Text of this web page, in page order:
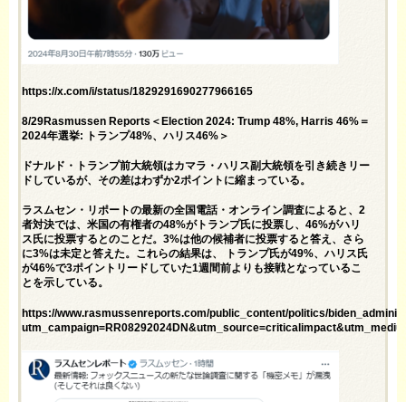
https://x.com/i/status/1829291690277966165
8/29Rasmussen Reports＜Election 2024: Trump 48%, Harris 46%＝
2024年選挙: トランプ48%、ハリス46%＞
ドナルド・トランプ前大統領はカマラ・ハリス副大統領を引き続きリー
ドしているが、その差はわずか2ポイントに縮まっている。
ラスムセン・リポートの最新の全国電話・オンライン調査によると、2
者対決では、米国の有権者の48%がトランプ氏に投票し、46%がハリ
ス氏に投票するとのことだ。3%は他の候補者に投票すると答え、さら
に3%は未定と答えた。これらの結果は、 トランプ氏が49%、ハリス氏
が46%で3ポイントリードしていた1週間前よりも接戦となっているこ
とを示している。
https://www.rasmussenreports.com/public_content/politics/